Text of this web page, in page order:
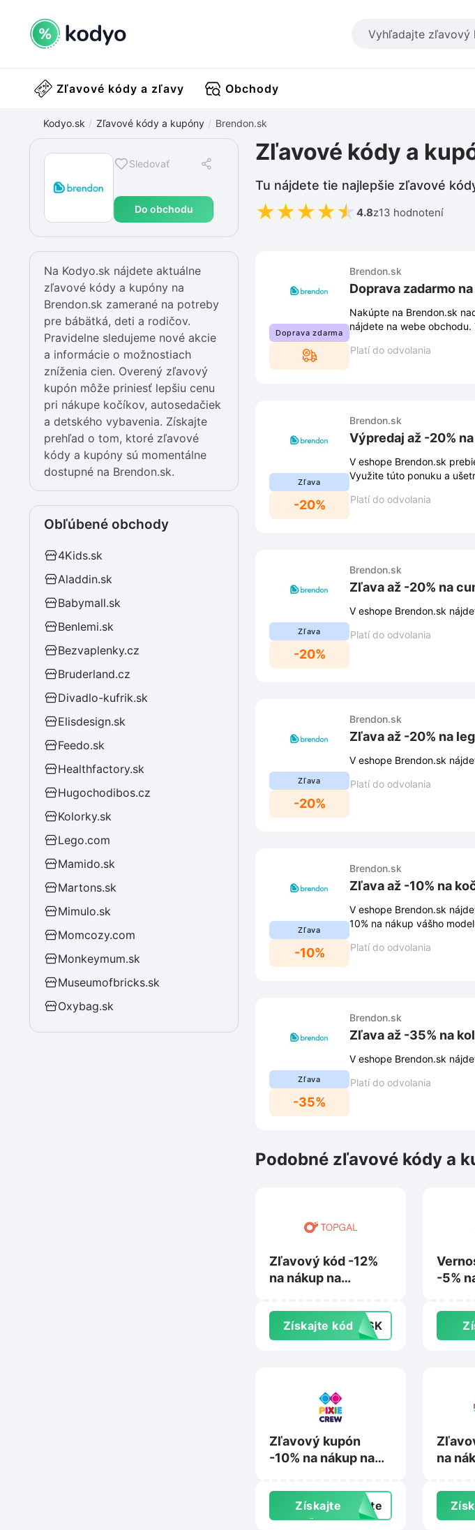
Zľavové kódy a zľavy Obchody
Kodyo.sk Zľavové kódy a kupóny Brendon.sk
Sledovať
Do obchodu
Zľavové kódy a
Tu nájdete tie najlepšie zľavové
★★★★★ 4.8z13 hodnotení
Na Kodyo.sk nájdete aktuálne
zľavové kódy a kupóny na
Brendon.sk zamerané na potreby
pre bábätká, deti a rodičov.
Pravidelne sledujeme nové akcie
a informácie o možnostiach
zníženia cien. Overený zľavový
kupón môže priniesť lepšiu cenu
pri nákupe kočíkov, autosedačiek
a detského vybavenia. Získajte
prehľad o tom, ktoré zľavové
kódy a kupóny sú momentálne
dostupné na Brendon.sk.
Obľúbené obchody
4Kids.sk
Aladdin.sk
Babymall.sk
Benlemi.sk
Bezvaplenky.cz
Bruderland.cz
Divadlo-kufrik.sk
Elisdesign.sk
Feedo.sk
Healthfactory.sk
Hugochodibos.cz
Kolorky.sk
Lego.com
Mamido.sk
Martons.sk
Mimulo.sk
Momcozy.com
Monkeymum.sk
Museumofbricks.sk
Oxybag.sk
Doprava zdarma
Brendon.sk
Doprava zadarmo
Nakúpte na Brendon.sk
nájdete na webe
Platí do odvolania
Zľava
-20%
Brendon.sk
Výpredaj až -20%
V eshope Brendon.sk
Využite túto ponuku a
Platí do odvolania
Zľava
-20%
Brendon.sk
Zľava až -20% na
V eshope Brendon.sk
Platí do odvolania
Zľava
-20%
Brendon.sk
Zľava až -20% na
V eshope Brendon.sk
Platí do odvolania
Zľava
-10%
Brendon.sk
Zľava až -10% na
V eshope Brendon.sk
10% na nákup vášho
Platí do odvolania
Zľava
-35%
Brendon.sk
Zľava až -35% na
V eshope Brendon.sk
Platí do odvolania
Podobné zľavové kódy a
Zľavový kód -12%
na nákup na
Získajte kód12SK
-5%
Zľavový kupón
-10% na nákup na
Získajte
zľavu
exte
na